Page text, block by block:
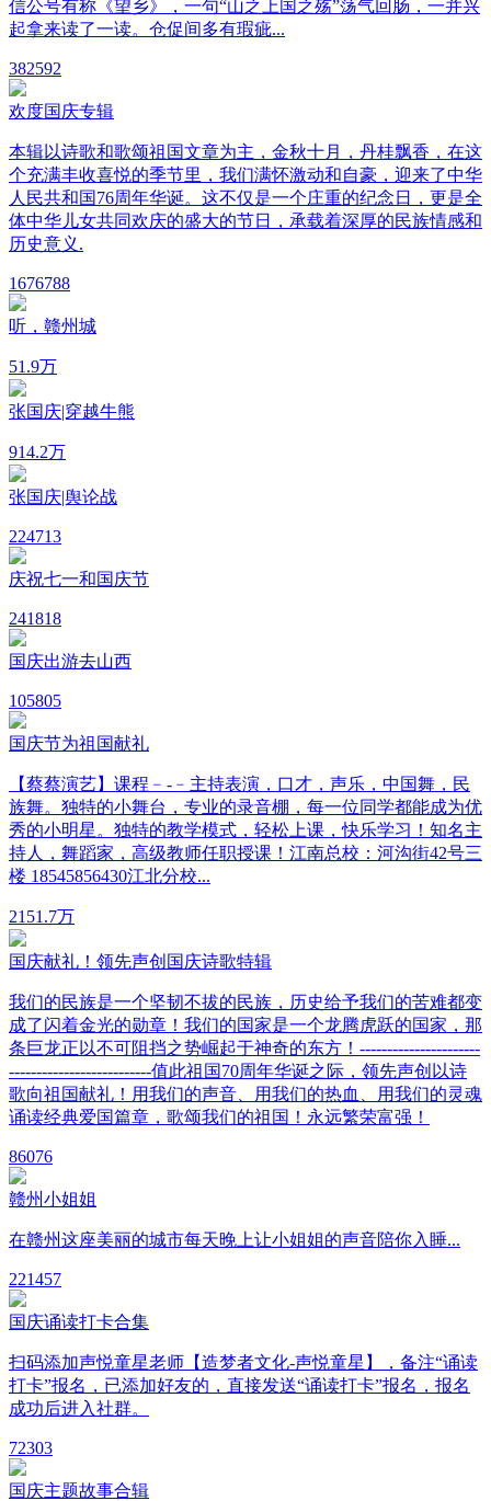
信公号有称《望乡》，一句“山之上国之殇”荡气回肠，一并兴
起拿来读了一读。仓促间多有瑕疵...
382592
欢度国庆专辑
本辑以诗歌和歌颂祖国文章为主，金秋十月，丹桂飘香，在这
个充满丰收喜悦的季节里，我们满怀激动和自豪，迎来了中华
人民共和国76周年华诞。这不仅是一个庄重的纪念日，更是全
体中华儿女共同欢庆的盛大的节日，承载着深厚的民族情感和
历史意义.
1676788
听，赣州城
51.9万
张国庆|穿越牛熊
914.2万
张国庆|舆论战
224713
庆祝七一和国庆节
241818
国庆出游去山西
105805
国庆节为祖国献礼
【蔡蔡演艺】课程﹣-﹣主持表演，口才，声乐，中国舞，民
族舞。独特的小舞台，专业的录音棚，每一位同学都能成为优
秀的小明星。独特的教学模式，轻松上课，快乐学习！知名主
持人，舞蹈家，高级教师任职授课！江南总校：河沟街42号三
楼 18545856430江北分校...
2151.7万
国庆献礼！领先声创国庆诗歌特辑
我们的民族是一个坚韧不拔的民族，历史给予我们的苦难都变
成了闪着金光的勋章！我们的国家是一个龙腾虎跃的国家，那
条巨龙正以不可阻挡之势崛起于神奇的东方！----------------------
--------------------------值此祖国70周年华诞之际，领先声创以诗
歌向祖国献礼！用我们的声音、用我们的热血、用我们的灵魂
诵读经典爱国篇章，歌颂我们的祖国！永远繁荣富强！
86076
赣州小姐姐
在赣州这座美丽的城市每天晚上让小姐姐的声音陪你入睡...
221457
国庆诵读打卡合集
扫码添加声悦童星老师【造梦者文化-声悦童星】，备注“诵读
打卡”报名，已添加好友的，直接发送“诵读打卡”报名，报名
成功后进入社群。
72303
国庆主题故事合辑